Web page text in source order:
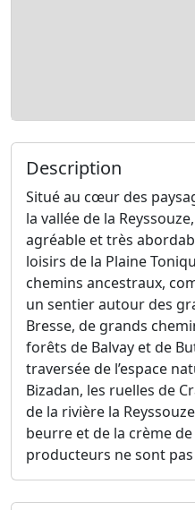
Description
Situé au cœur des
la vallée de la
agréable et très
loisirs de la Plaine
chemins ancestraux,
un sentier autour des
Bresse, de grands
forêts de Balvay et de
traversée de l’espace
Bizadan, les ruelles de
de la rivière la
beurre et de la crème
producteurs ne sont